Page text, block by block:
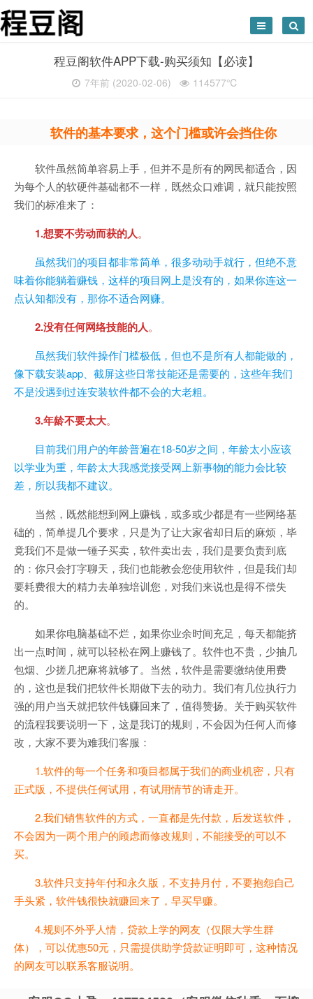
程豆阁软件APP下载-购买须知【必读】
7年前 (2020-02-06) 114577℃
软件的基本要求，这个门槛或许会挡住你
软件虽然简单容易上手，但并不是所有的网民都适合，因
为每个人的软硬件基础都不一样，既然众口难调，就只能按照
我们的标准来了：
1.想要不劳动而获的人。
虽然我们的项目都非常简单，很多动动手就行，但绝不意
味着你能躺着赚钱，这样的项目网上是没有的，如果你连这一
点认知都没有，那你不适合网赚。
2.没有任何网络技能的人。
虽然我们软件操作门槛极低，但也不是所有人都能做的，
像下载安装app、截屏这些日常技能还是需要的，这些年我们
不是没遇到过连安装软件都不会的大老粗。
3.年龄不要太大。
目前我们用户的年龄普遍在18-50岁之间，年龄太小应该
以学业为重，年龄太大我感觉接受网上新事物的能力会比较
差，所以我都不建议。
当然，既然能想到网上赚钱，或多或少都是有一些网络基
础的，简单提几个要求，只是为了让大家省却日后的麻烦，毕
竟我们不是做一锤子买卖，软件卖出去，我们是要负责到底
的：你只会打字聊天，我们也能教会您使用软件，但是我们却
要耗费很大的精力去单独培训您，对我们来说也是得不偿失
的。
如果你电脑基础不烂，如果你业余时间充足，每天都能挤
出一点时间，就可以轻松在网上赚钱了。软件也不贵，少抽几
包烟、少搓几把麻将就够了。当然，软件是需要缴纳使用费
的，这也是我们把软件长期做下去的动力。我们有几位执行力
强的用户当天就把软件钱赚回来了，值得赞扬。关于购买软件
的流程我要说明一下，这是我订的规则，不会因为任何人而修
改，大家不要为难我们客服：
1.软件的每一个任务和项目都属于我们的商业机密，只有
正式版，不提供任何试用，有试用情节的请走开。
2.我们销售软件的方式，一直都是先付款，后发送软件，
不会因为一两个用户的顾虑而修改规则，不能接受的可以不
买。
3.软件只支持年付和永久版，不支持月付，不要抱怨自己
手头紧，软件钱很快就赚回来了，早买早赚。
4.规则不外乎人情，贷款上学的网友（仅限大学生群
体），可以优惠50元，只需提供助学贷款证明即可，这种情况
的网友可以联系客服说明。